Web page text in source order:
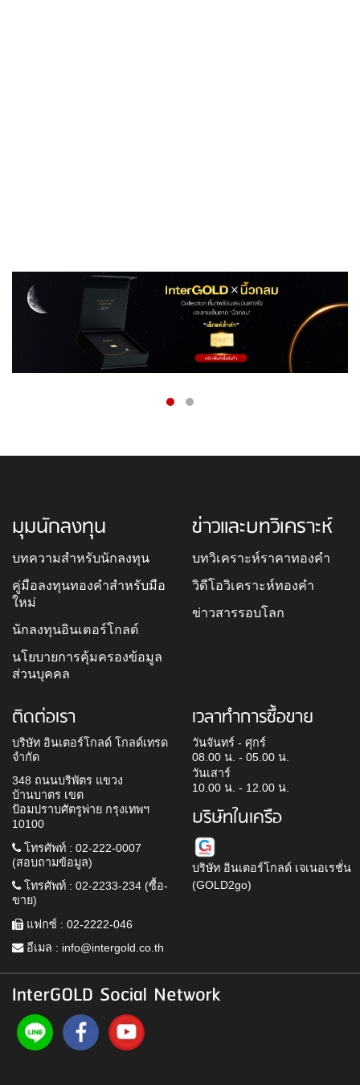
มุมนักลงทุน
บทความสำหรับนักลงทุน
คู่มือลงทุนทองคำสำหรับมือ
ใหม่
นักลงทุนอินเตอร์โกลด์
นโยบายการคุ้มครองข้อมูล
ส่วนบุคคล
ข่าวและบทวิเคราะห์
บทวิเคราะห์ราคาทองคำ
วิดีโอวิเคราะห์ทองคำ
ข่าวสารรอบโลก
ติดต่อเรา
บริษัท อินเตอร์โกลด์ โกลด์เทรด
จำกัด
348 ถนนบริพัตร แขวง
บ้านบาตร เขต
ป้อมปราบศัตรูพ่าย กรุงเทพฯ
10100
โทรศัพท์ : 02-222-0007
(สอบถามข้อมูล)
โทรศัพท์ : 02-2233-234 (ซื้อ-
ขาย)
แฟกซ์ : 02-2222-046
อีเมล : info@intergold.co.th
เวลาทำการซื้อขาย
วันจันทร์ - ศุกร์
08.00 น. - 05.00 น.
วันเสาร์
10.00 น. - 12.00 น.
บริษัทในเครือ
บริษัท อินเตอร์โกลด์ เจเนอเรชั่น
(GOLD2go)
InterGOLD Social Network